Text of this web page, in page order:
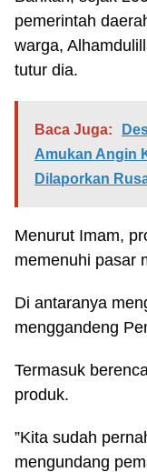
pemerintah
warga,
tutur dia.
Baca Juga:
Amukan Angin
Dilaporkan
Menurut Imam,
memenuhi pasar
Di antaranya
menggandeng
Termasuk
produk.
”Kita sudah
mengundang